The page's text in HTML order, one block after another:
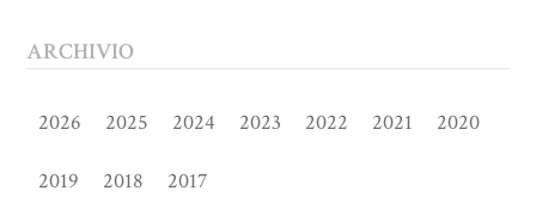
ARCHIVIO
2026 2025 2024 2023 2022 2021 2020
2019 2018 2017